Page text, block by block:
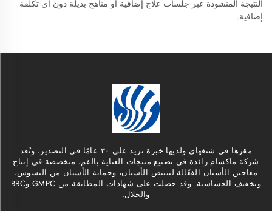
النتيجة المنشودة عبر جلسات علاج إضافية أو مناهج بديلة دون أي تكلفة
إضافية.
مقرها في شنغهاي ولديها خبرة تزيد على ٣٠ عامًا في التصدير، وتُعد
شركة ماكسام رائدة في تصنيع منتجات العناية بالفم، متخصصة في إنتاج
معاجين الأسنان الفعّالة لتبييض الأسنان، وحماية الأسنان من التسوس،
وتخفيف الحساسية. وقد حصلت على شهادات المطابقة من GMPC وBRC
والحلال.